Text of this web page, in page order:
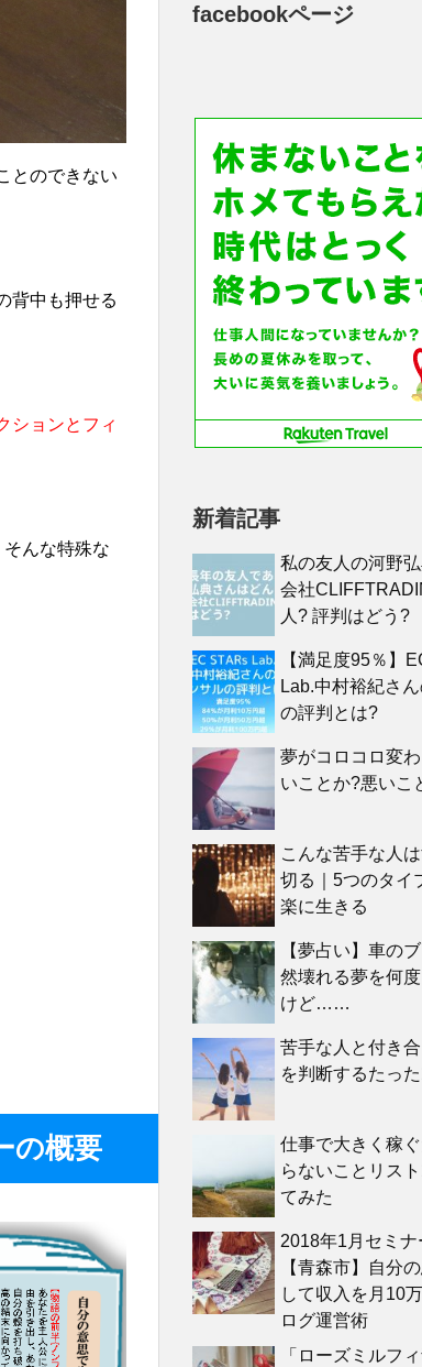
とのできない
背中も押せる
ションとフィ
んな特殊な
の概要
facebookページ
新着記事
私の友人の河野
会社
人? 評判はどう?
【満足度95％】
Lab.中村裕紀さ
の評判とは?
夢がコロコロ変
いことか?悪いこ
こんな苦手な人
切る｜5つのタイ
楽に生きる
【夢占い】車の
然壊れる夢を何
けど……
苦手な人と付き
を判断するたっ
仕事で大きく稼
らないことリス
てみた
2018年1月セミナ
【青森市】自分
して収入を月10
ログ運営術
「ローズミルフ